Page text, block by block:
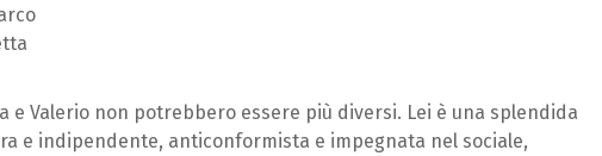
e Valerio non potrebbero essere più diversi. Lei è una splendida
e indipendente, anticonformista e impegnata nel sociale,